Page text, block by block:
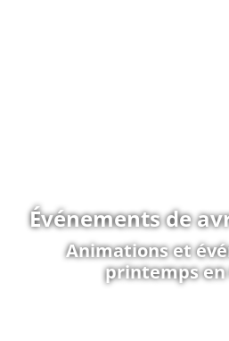
Événements de
Animations et
printemps en